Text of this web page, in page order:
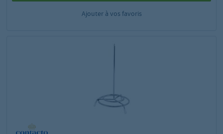
Ajouter à vos favoris